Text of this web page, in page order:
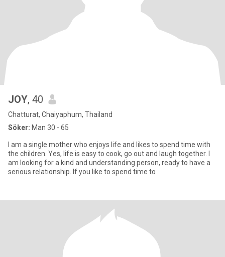
JOY, 40
Chatturat, Chaiyaphum, Thailand
Söker: Man 30 - 65
I am a single mother who enjoys life and likes to spend time with
the children. Yes, life is easy to cook, go out and laugh together. I
am looking for a kind and understanding person, ready to have a
serious relationship. If you like to spend time to